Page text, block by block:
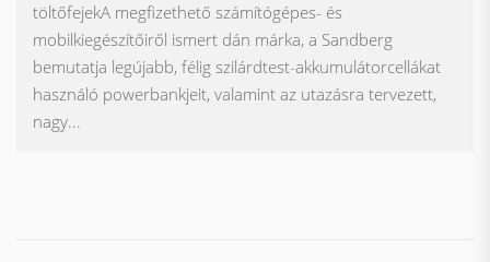
töltőfejekA megfizethető számítógépes- és
mobilkiegészítőiről ismert dán márka, a Sandberg
bemutatja legújabb, félig szilárdtest-akkumulátorcellákat
használó powerbankjeit, valamint az utazásra tervezett,
nagy...